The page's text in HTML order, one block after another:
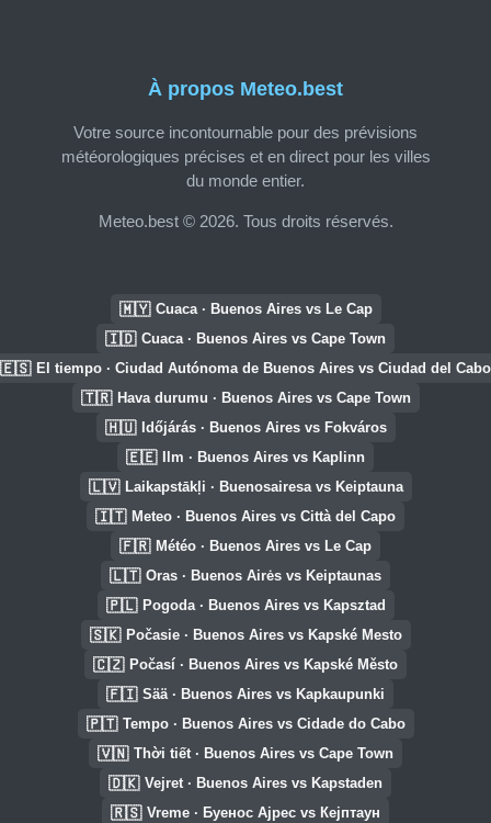
À propos Meteo.best
Votre source incontournable pour des prévisions
météorologiques précises et en direct pour les villes
du monde entier.
Meteo.best © 2026. Tous droits réservés.
🇲🇾 Cuaca · Buenos Aires vs Le Cap
🇮🇩 Cuaca · Buenos Aires vs Cape Town
🇪🇸 El tiempo · Ciudad Autónoma de Buenos Aires vs Ciudad del Cabo
🇹🇷 Hava durumu · Buenos Aires vs Cape Town
🇭🇺 Időjárás · Buenos Aires vs Fokváros
🇪🇪 Ilm · Buenos Aires vs Kaplinn
🇱🇻 Laikapstākļi · Buenosairesa vs Keiptauna
🇮🇹 Meteo · Buenos Aires vs Città del Capo
🇫🇷 Météo · Buenos Aires vs Le Cap
🇱🇹 Oras · Buenos Airės vs Keiptaunas
🇵🇱 Pogoda · Buenos Aires vs Kapsztad
🇸🇰 Počasie · Buenos Aires vs Kapské Mesto
🇨🇿 Počasí · Buenos Aires vs Kapské Město
🇫🇮 Sää · Buenos Aires vs Kapkaupunki
🇵🇹 Tempo · Buenos Aires vs Cidade do Cabo
🇻🇳 Thời tiết · Buenos Aires vs Cape Town
🇩🇰 Vejret · Buenos Aires vs Kapstaden
🇷🇸 Vreme · Буенос Ајрес vs Кејптаун